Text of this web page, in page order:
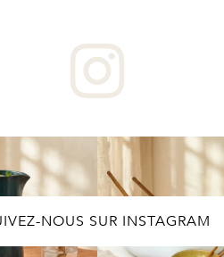
NOUS SUR INSTAGRAM